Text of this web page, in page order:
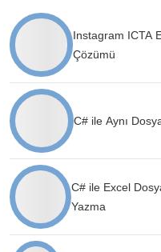
Instagram ICTA
Çözümü
C# ile Aynı
C# ile Excel
Yazma